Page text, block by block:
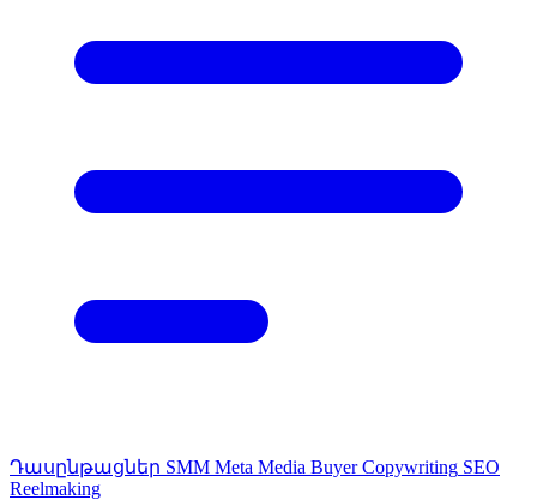
Դասընթացներ SMM Meta Media Buyer Copywriting SEO
Reelmaking